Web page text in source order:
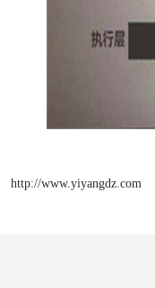
http://www.yiyangdz.com